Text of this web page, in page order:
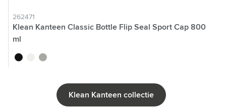
262471
Klean Kanteen Classic Bottle Flip Seal Sport Cap 800
ml
noir blancargenté
Klean Kanteen collectie